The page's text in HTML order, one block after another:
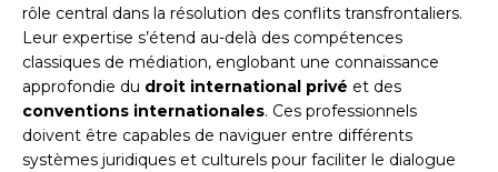
rôle central dans la résolution des conflits transfrontaliers.
Leur expertise s’étend au-delà des compétences
classiques de médiation, englobant une connaissance
approfondie du droit international privé et des
conventions internationales. Ces professionnels
doivent être capables de naviguer entre différents
systèmes juridiques et culturels pour faciliter le dialogue